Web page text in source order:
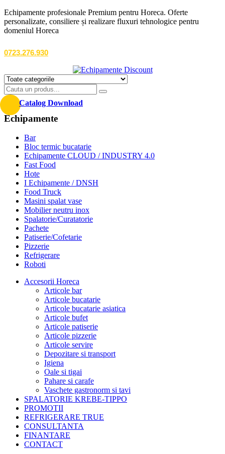
Echipamente profesionale Premium pentru Horeca. Oferte
personalizate, consiliere și realizare fluxuri tehnologice pentru
domeniul Horeca
0723.276.930
Catalog Download
Echipamente
Bar
Bloc termic bucatarie
Echipamente CLOUD / INDUSTRY 4.0
Fast Food
Hote
I Echipamente / DNSH
Food Truck
Masini spalat vase
Mobilier neutru inox
Spalatorie/Curatatorie
Pachete
Patiserie/Cofetarie
Pizzerie
Refrigerare
Roboti
Accesorii Horeca
Articole bar
Articole bucatarie
Articole bucatarie asiatica
Articole bufet
Articole patiserie
Articole pizzerie
Articole servire
Depozitare si transport
Igiena
Oale si tigai
Pahare si carafe
Vaschete gastronorm si tavi
SPALATORIE KREBE-TIPPO
PROMOTII
REFRIGERARE TRUE
CONSULTANTA
FINANTARE
CONTACT